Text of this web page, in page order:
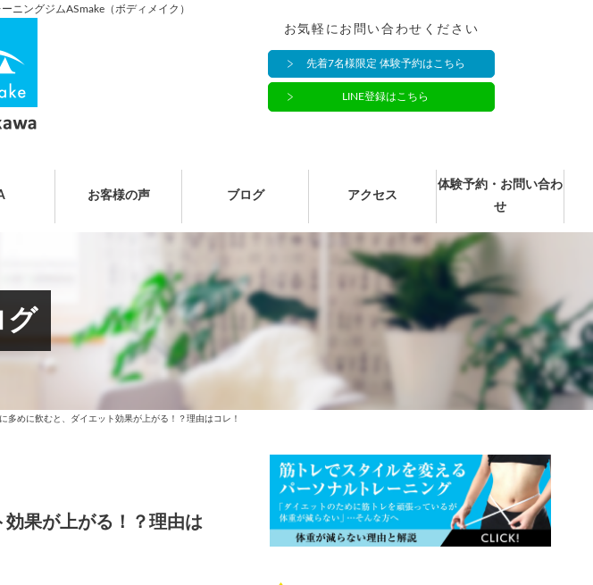
ニングジムASmake（ボディメイク）
お気軽にお問い合わせください
先着7名様限定 体験予約はこちら
LINE登録はこちら
お客様の声 ブログ アクセス
体験予約・お問い合わ
せ
グ
多めに飲むと、ダイエット効果が上がる！？理由はコレ！
果が上がる！？理由は